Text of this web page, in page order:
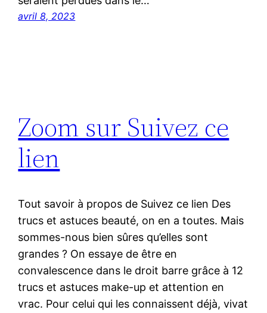
avril 8, 2023
Zoom sur Suivez ce
lien
Tout savoir à propos de Suivez ce lien Des
trucs et astuces beauté, on en a toutes. Mais
sommes-nous bien sûres qu’elles sont
grandes ? On essaye de être en
convalescence dans le droit barre grâce à 12
trucs et astuces make-up et attention en
vrac. Pour celui qui les connaissent déjà, vivat